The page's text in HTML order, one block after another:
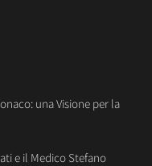
una Visione per la
e il Medico Stefano